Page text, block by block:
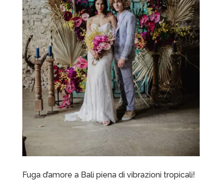
Fuga d’amore a Bali piena di vibrazioni tropicali!